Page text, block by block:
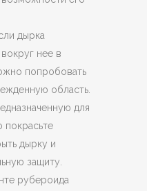
дырка
нее в
попробовать
область.
для
покрасьте
дырку и
защиту.
рубероида